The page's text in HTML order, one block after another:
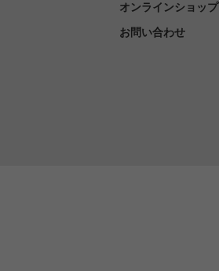
オンラインショップ
お問い合わせ